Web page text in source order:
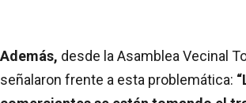
Además, desde la Asamblea Vecinal
señalaron frente a esta problemática: